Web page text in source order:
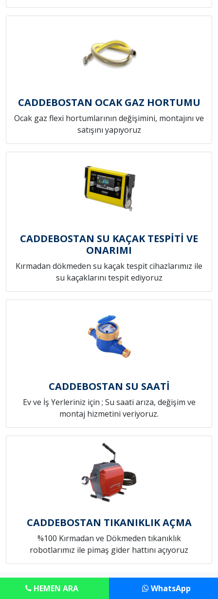
CADDEBOSTAN OCAK GAZ HORTUMU
Ocak gaz flexi hortumlarının değişimini, montajını ve
satışını yapıyoruz
CADDEBOSTAN SU KAÇAK TESPİTİ VE
ONARIMI
Kırmadan dökmeden su kaçak tespit cihazlarımız ile
su kaçaklarını tespit ediyoruz
CADDEBOSTAN SU SAATİ
Ev ve İş Yerleriniz için ; Su saati arıza, değişim ve
montaj hizmetini veriyoruz.
CADDEBOSTAN TIKANIKLIK AÇMA
%100 Kırmadan ve Dökmeden tıkanıklık
robotlarımız ile pimaş gider hattını açıyoruz
HEMEN ARA WhatsApp
Copyright © Anadolu Tesisat Servisi